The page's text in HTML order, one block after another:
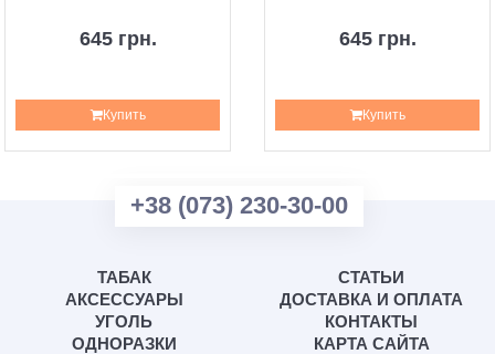
645 грн.
Купить
645 грн.
Купить
+38 (073) 230-30-00
ТАБАК
АКСЕССУАРЫ
УГОЛЬ
ОДНОРАЗКИ
СТАТЬИ
ДОСТАВКА И ОПЛАТА
КОНТАКТЫ
КАРТА САЙТА